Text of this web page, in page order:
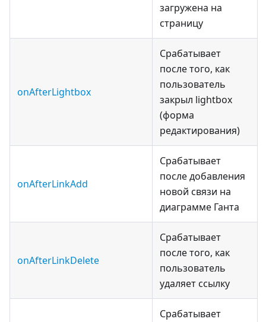
загружена на
страницу
onAfterLightbox
Срабатывает
после того, как
пользователь
закрыл lightbox
(форма
редактирования)
onAfterLinkAdd
Срабатывает
после добавления
новой связи на
диаграмме Ганта
onAfterLinkDelete
Срабатывает
после того, как
пользователь
удаляет ссылку
Срабатывает